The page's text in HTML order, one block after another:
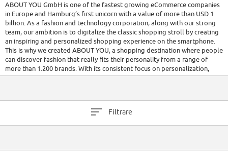
ABOUT YOU GmbH is one of the fastest growing eCommerce companies
in Europe and Hamburg’s first unicorn with a value of more than USD 1
billion. As a fashion and technology corporation, along with our strong
team, our ambition is to digitalize the classic shopping stroll by creating
an inspiring and personalized shopping experience on the smartphone.
This is why we created ABOUT YOU, a shopping destination where people
can discover fashion that really fits their personality from a range of
more than 1.200 brands. With its consistent focus on personalization,
inspiration and mobile shopping, ABOUT YOU has created sales in excess
Filtrare